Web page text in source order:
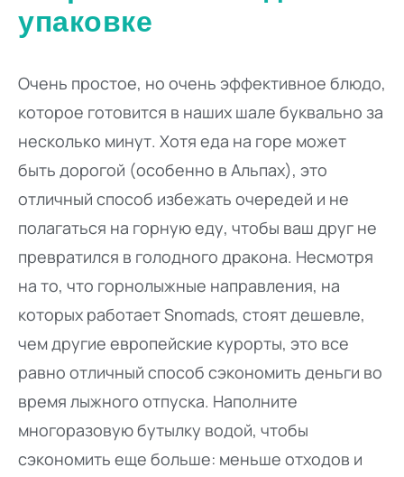
упаковке
Очень простое, но очень эффективное блюдо,
которое готовится в наших шале буквально за
несколько минут. Хотя еда на горе может
быть дорогой (особенно в Альпах), это
отличный способ избежать очередей и не
полагаться на горную еду, чтобы ваш друг не
превратился в голодного дракона. Несмотря
на то, что горнолыжные направления, на
которых работает Snomads, стоят дешевле,
чем другие европейские курорты, это все
равно отличный способ сэкономить деньги во
время лыжного отпуска. Наполните
многоразовую бутылку водой, чтобы
сэкономить еще больше: меньше отходов и